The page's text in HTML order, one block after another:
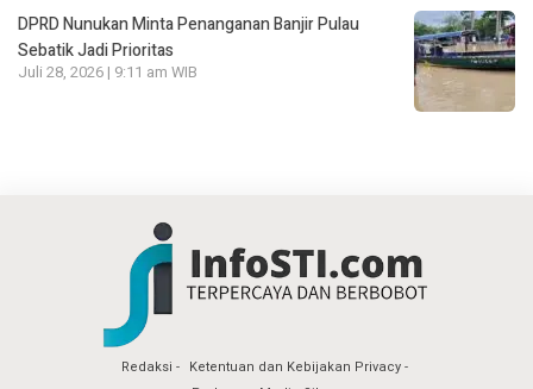
DPRD Nunukan Minta Penanganan Banjir Pulau
Sebatik Jadi Prioritas
Juli 28, 2026 | 9:11 am WIB
Redaksi
Ketentuan dan Kebijakan Privacy